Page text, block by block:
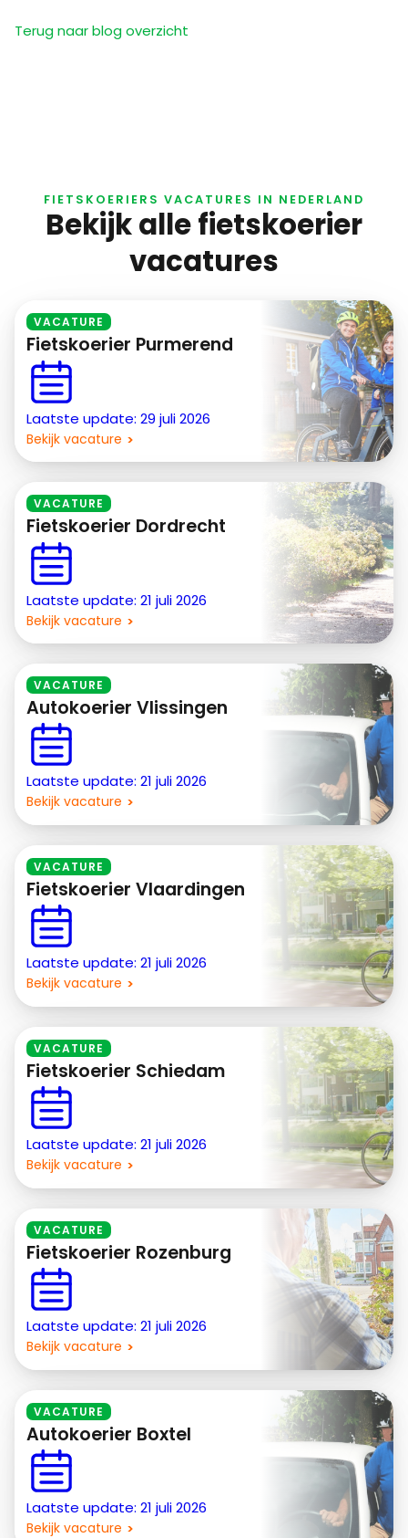
Terug naar blog overzicht
FIETSKOERIERS VACATURES IN NEDERLAND
Bekijk alle fietskoerier
vacatures
VACATURE
Fietskoerier Purmerend
Laatste update: 29 juli 2026
Bekijk vacature
VACATURE
Fietskoerier Dordrecht
Laatste update: 21 juli 2026
Bekijk vacature
VACATURE
Autokoerier Vlissingen
Laatste update: 21 juli 2026
Bekijk vacature
VACATURE
Fietskoerier Vlaardingen
Laatste update: 21 juli 2026
Bekijk vacature
VACATURE
Fietskoerier Schiedam
Laatste update: 21 juli 2026
Bekijk vacature
VACATURE
Fietskoerier Rozenburg
Laatste update: 21 juli 2026
Bekijk vacature
VACATURE
Autokoerier Boxtel
Laatste update: 21 juli 2026
Bekijk vacature